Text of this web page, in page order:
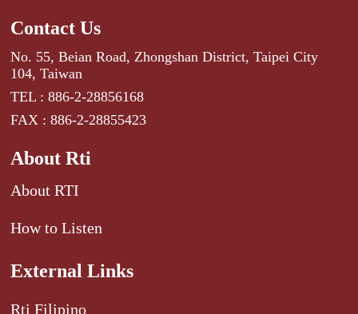
Contact Us
No. 55, Beian Road, Zhongshan District, Taipei City
104, Taiwan
TEL : 886-2-28856168
FAX : 886-2-28855423
About Rti
About RTI
How to Listen
External Links
Rti Filipino